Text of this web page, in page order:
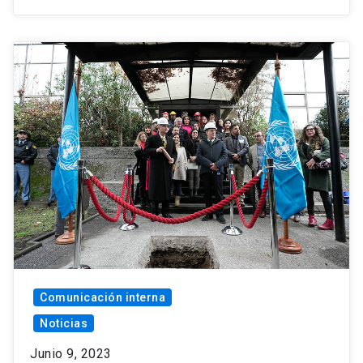
Comunicación interna
Noticias
Junio 9, 2023